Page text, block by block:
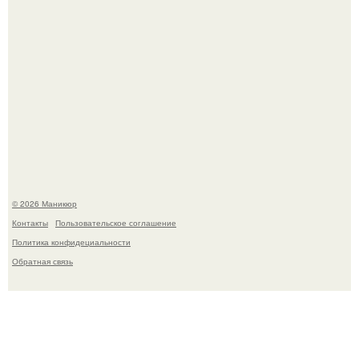
© 2026 Маникюр
Контакты
Пользовательское соглашение
Политика конфидециальности
Обратная связь